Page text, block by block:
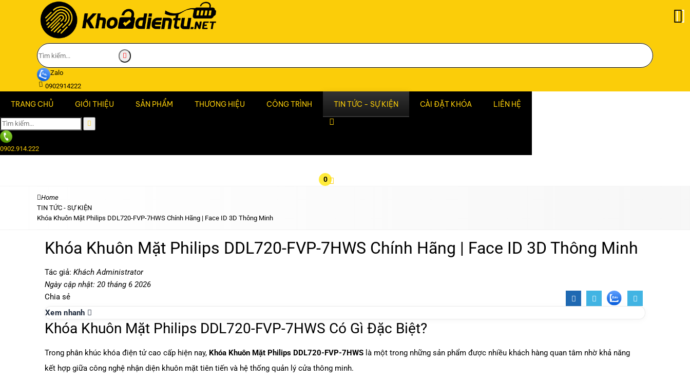
Zalo
0902914222
TRANG CHỦ GIỚI THIỆU SẢN PHẨM THƯƠNG HIỆU CÔNG TRÌNH TIN TỨC - SỰ KIỆN CÀI ĐẶT KHÓA LIÊN HỆ
0
0902.914.222
Home
TIN TỨC - SỰ KIỆN
Khóa Khuôn Mặt Philips DDL720-FVP-7HWS Chính Hãng | Face ID 3D Thông Minh
Khóa Khuôn Mặt Philips DDL720-FVP-7HWS Chính Hãng | Face ID 3D Thông Minh
Tác giả: Khách Administrator
Ngày cập nhật: 20 tháng 6 2026
Chia sẻ
Xem nhanh
Khóa Khuôn Mặt Philips DDL720-FVP-7HWS Có Gì Đặc Biệt?
Trong phân khúc khóa điện tử cao cấp hiện nay, Khóa Khuôn Mặt Philips DDL720-FVP-7HWS là một trong những sản phẩm được nhiều khách hàng quan tâm nhờ khả năng
kết hợp giữa công nghệ nhận diện khuôn mặt tiên tiến và hệ thống quản lý cửa thông minh.